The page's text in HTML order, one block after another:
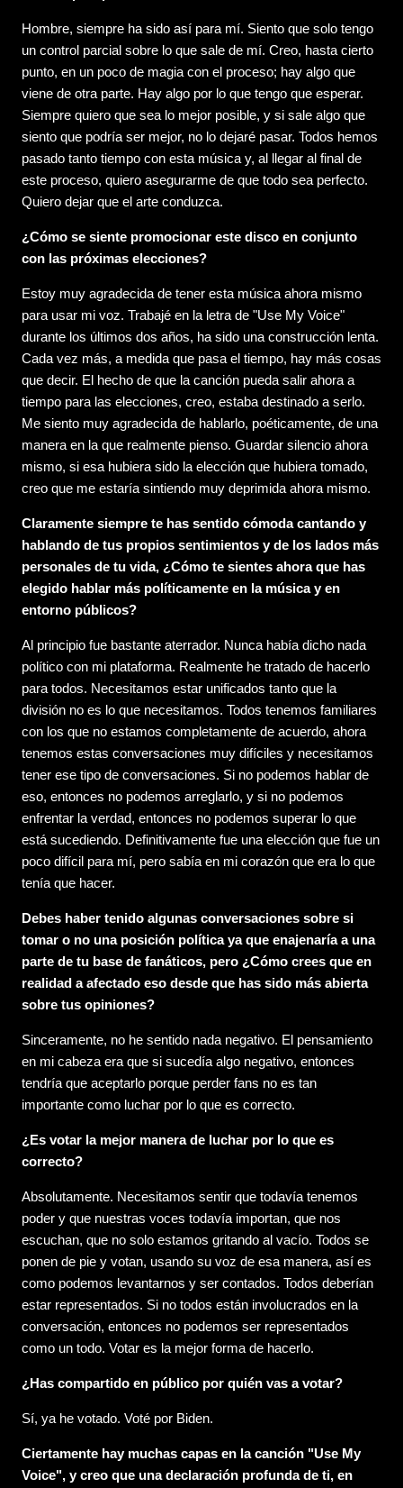
Hombre, siempre ha sido así para mí. Siento que solo tengo
un control parcial sobre lo que sale de mí. Creo, hasta cierto
punto, en un poco de magia con el proceso; hay algo que
viene de otra parte. Hay algo por lo que tengo que esperar.
Siempre quiero que sea lo mejor posible, y si sale algo que
siento que podría ser mejor, no lo dejaré pasar. Todos hemos
pasado tanto tiempo con esta música y, al llegar al final de
este proceso, quiero asegurarme de que todo sea perfecto.
Quiero dejar que el arte conduzca.
¿Cómo se siente promocionar este disco en conjunto
con las próximas elecciones?
Estoy muy agradecida de tener esta música ahora mismo
para usar mi voz. Trabajé en la letra de "Use My Voice"
durante los últimos dos años, ha sido una construcción lenta.
Cada vez más, a medida que pasa el tiempo, hay más cosas
que decir. El hecho de que la canción pueda salir ahora a
tiempo para las elecciones, creo, estaba destinado a serlo.
Me siento muy agradecida de hablarlo, poéticamente, de una
manera en la que realmente pienso. Guardar silencio ahora
mismo, si esa hubiera sido la elección que hubiera tomado,
creo que me estaría sintiendo muy deprimida ahora mismo.
Claramente siempre te has sentido cómoda cantando y
hablando de tus propios sentimientos y de los lados más
personales de tu vida, ¿Cómo te sientes ahora que has
elegido hablar más políticamente en la música y en
entorno públicos?
Al principio fue bastante aterrador. Nunca había dicho nada
político con mi plataforma. Realmente he tratado de hacerlo
para todos. Necesitamos estar unificados tanto que la
división no es lo que necesitamos. Todos tenemos familiares
con los que no estamos completamente de acuerdo, ahora
tenemos estas conversaciones muy difíciles y necesitamos
tener ese tipo de conversaciones. Si no podemos hablar de
eso, entonces no podemos arreglarlo, y si no podemos
enfrentar la verdad, entonces no podemos superar lo que
está sucediendo. Definitivamente fue una elección que fue un
poco difícil para mí, pero sabía en mi corazón que era lo que
tenía que hacer.
Debes haber tenido algunas conversaciones sobre si
tomar o no una posición política ya que enajenaría a una
parte de tu base de fanáticos, pero ¿Cómo crees que en
realidad a afectado eso desde que has sido más abierta
sobre tus opiniones?
Sinceramente, no he sentido nada negativo. El pensamiento
en mi cabeza era que si sucedía algo negativo, entonces
tendría que aceptarlo porque perder fans no es tan
importante como luchar por lo que es correcto.
¿Es votar la mejor manera de luchar por lo que es
correcto?
Absolutamente. Necesitamos sentir que todavía tenemos
poder y que nuestras voces todavía importan, que nos
escuchan, que no solo estamos gritando al vacío. Todos se
ponen de pie y votan, usando su voz de esa manera, así es
como podemos levantarnos y ser contados. Todos deberían
estar representados. Si no todos están involucrados en la
conversación, entonces no podemos ser representados
como un todo. Votar es la mejor forma de hacerlo.
¿Has compartido en público por quién vas a votar?
Sí, ya he votado. Voté por Biden.
Ciertamente hay muchas capas en la canción "Use My
Voice", y creo que una declaración profunda de ti, en